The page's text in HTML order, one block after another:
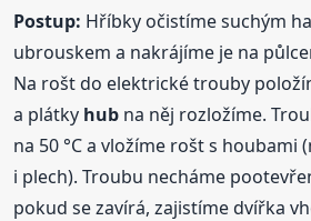
Postup: Hříbky očistíme suchým
ubrouskem a nakrájíme je na
Na rošt do elektrické trouby
a plátky hub na něj rozložíme.
na 50 °C a vložíme rošt s houbami
i plech). Troubu necháme
pokud se zavírá, zajistíme dvířka